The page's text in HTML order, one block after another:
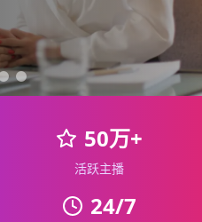
50万+
活跃主播
24/7